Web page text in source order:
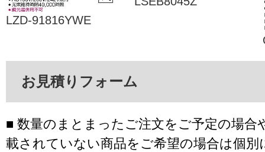
LZD-91816YWE
お見積りフォーム
■ 数量のまとまったご注文をご予定の場合
載されていない商品をご希望の場合は個別